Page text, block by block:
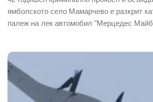
ямболското село Мамарчево е разкрит
палеж на лек автомобил "Мерцедес